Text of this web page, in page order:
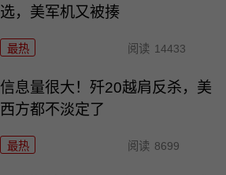
选，美军机又被揍
最热 阅读 14433
信息量很大！歼20越肩反杀，美
西方都不淡定了
最热 阅读 8699